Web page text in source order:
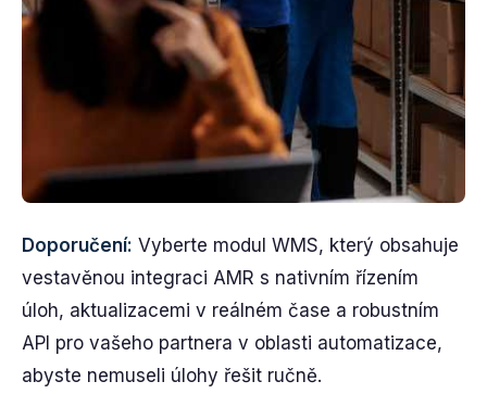
Doporučení: Vyberte modul WMS, který obsahuje
vestavěnou integraci AMR s nativním řízením
úloh, aktualizacemi v reálném čase a robustním
API pro vašeho partnera v oblasti automatizace,
abyste nemuseli úlohy řešit ručně.